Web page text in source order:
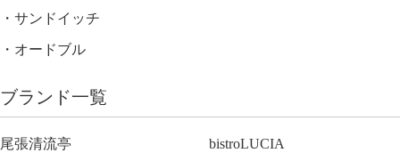
サンドイッチ
オードブル
ブランド一覧
尾張清流亭 bistroLUCIA